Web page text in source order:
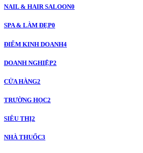
NAIL & HAIR SALOON0
SPA & LÀM ĐẸP0
ĐIỂM KINH DOANH4
DOANH NGHIỆP2
CỬA HÀNG2
TRƯỜNG HỌC2
SIÊU THỊ2
NHÀ THUỐC3